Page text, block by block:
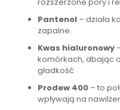
Pantenol – działa
zapalne.
Kwas hialuronowy
komórkach, dbając
gładkość
Prodew 400 – to
wpływają na